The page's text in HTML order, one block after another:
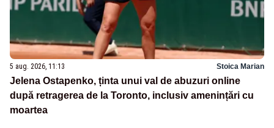
5 aug. 2026, 11:13 Stoica Marian
Jelena Ostapenko, ținta unui val de abuzuri online
după retragerea de la Toronto, inclusiv amenințări cu
moartea